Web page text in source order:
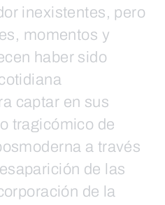
inexistentes, pero
momentos y
haber sido
captar en sus
tragicómico de
a través
de las
de la